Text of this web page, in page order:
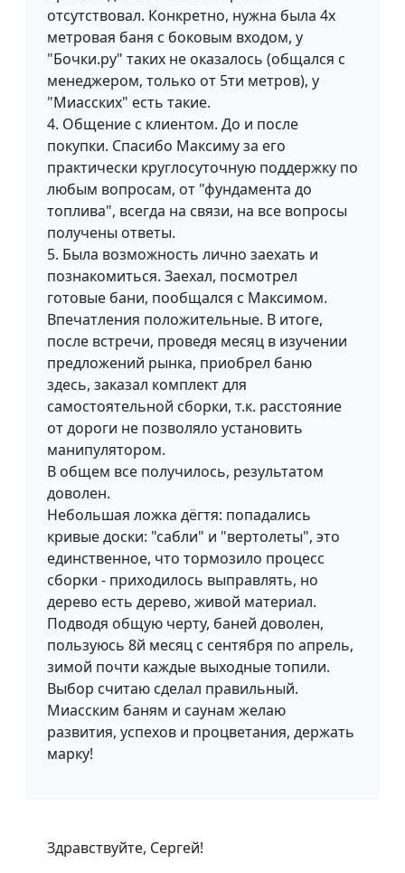
отсутствовал. Конкретно, нужна была 4х
метровая баня с боковым входом, у
"Бочки.ру" таких не оказалось (общался с
менеджером, только от 5ти метров), у
"Миасских" есть такие.
4. Общение с клиентом. До и после
покупки. Спасибо Максиму за его
практически круглосуточную поддержку по
любым вопросам, от "фундамента до
топлива", всегда на связи, на все вопросы
получены ответы.
5. Была возможность лично заехать и
познакомиться. Заехал, посмотрел
готовые бани, пообщался с Максимом.
Впечатления положительные. В итоге,
после встречи, проведя месяц в изучении
предложений рынка, приобрел баню
здесь, заказал комплект для
самостоятельной сборки, т.к. расстояние
от дороги не позволяло установить
манипулятором.
В общем все получилось, результатом
доволен.
Небольшая ложка дёгтя: попадались
кривые доски: "сабли" и "вертолеты", это
единственное, что тормозило процесс
сборки - приходилось выправлять, но
дерево есть дерево, живой материал.
Подводя общую черту, баней доволен,
пользуюсь 8й месяц с сентября по апрель,
зимой почти каждые выходные топили.
Выбор считаю сделал правильный.
Миасским баням и саунам желаю
развития, успехов и процветания, держать
марку!
Здравствуйте, Сергей!